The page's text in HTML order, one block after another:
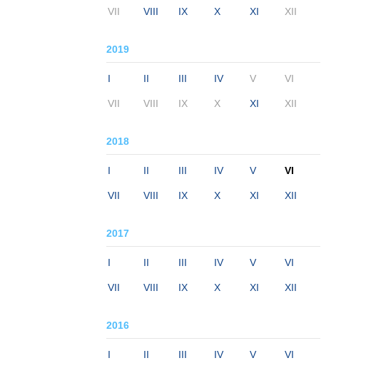
VII VIII IX X XI XII
2019
I II III IV V VI
VII VIII IX X XI XII
2018
I II III IV V VI
VII VIII IX X XI XII
2017
I II III IV V VI
VII VIII IX X XI XII
2016
I II III IV V VI